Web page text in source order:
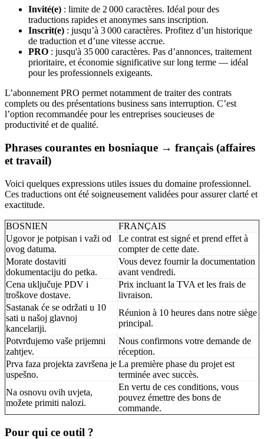
Invité(e) : limite de 2 000 caractères. Idéal pour des
traductions rapides et anonymes sans inscription.
Inscrit(e) : jusqu’à 3 000 caractères. Profitez d’un historique
de traduction et d’une vitesse accrue.
PRO : jusqu'à 35 000 caractères. Pas d’annonces, traitement
prioritaire, et économie significative sur long terme — idéal
pour les professionnels exigeants.
L’abonnement PRO permet notamment de traiter des contrats
complets ou des présentations business sans interruption. C’est
l’option recommandée pour les entreprises soucieuses de
productivité et de qualité.
Phrases courantes en bosniaque → français (affaires
et travail)
Voici quelques expressions utiles issues du domaine professionnel.
Ces traductions ont été soigneusement validées pour assurer clarté et
exactitude.
BOSNIEN
FRANÇAIS
Ugovor je potpisan i važi od
ovog datuma.
Le contrat est signé et prend effet à
compter de cette date.
Morate dostaviti
dokumentaciju do petka.
Vous devez fournir la documentation
avant vendredi.
Cena uključuje PDV i
troškove dostave.
Prix incluant la TVA et les frais de
livraison.
Sastanak će se održati u 10
sati u našoj glavnoj
kancelariji.
Réunion à 10 heures dans notre siège
principal.
Potvrđujemo vaše prijemni
zahtjev.
Nous confirmons votre demande de
réception.
Prva faza projekta završena je
uspešno.
La première phase du projet est
terminée avec succès.
Na osnovu ovih uvjeta,
možete primiti nalozi.
En vertu de ces conditions, vous
pouvez émettre des bons de
commande.
Pour qui ce outil ?